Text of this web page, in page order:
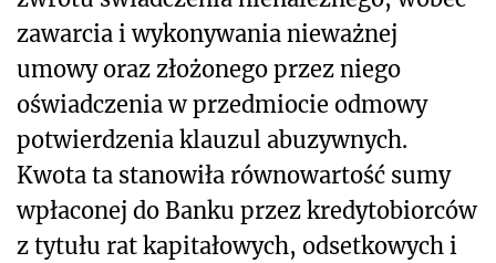
zawarcia i wykonywania nieważnej
umowy oraz złożonego przez niego
oświadczenia w przedmiocie odmowy
potwierdzenia klauzul abuzywnych.
Kwota ta stanowiła równowartość sumy
wpłaconej do Banku przez kredytobiorców
z tytułu rat kapitałowych, odsetkowych i